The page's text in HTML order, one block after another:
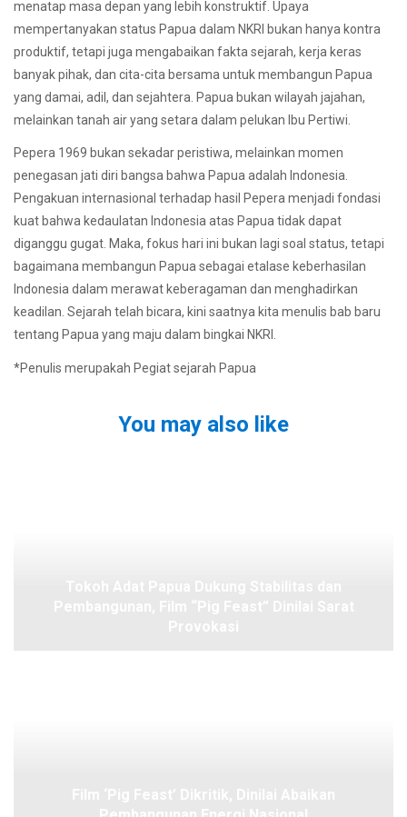
menatap masa depan yang lebih konstruktif. Upaya
mempertanyakan status Papua dalam NKRI bukan hanya kontra
produktif, tetapi juga mengabaikan fakta sejarah, kerja keras
banyak pihak, dan cita-cita bersama untuk membangun Papua
yang damai, adil, dan sejahtera. Papua bukan wilayah jajahan,
melainkan tanah air yang setara dalam pelukan Ibu Pertiwi.
Pepera 1969 bukan sekadar peristiwa, melainkan momen
penegasan jati diri bangsa bahwa Papua adalah Indonesia.
Pengakuan internasional terhadap hasil Pepera menjadi fondasi
kuat bahwa kedaulatan Indonesia atas Papua tidak dapat
diganggu gugat. Maka, fokus hari ini bukan lagi soal status, tetapi
bagaimana membangun Papua sebagai etalase keberhasilan
Indonesia dalam merawat keberagaman dan menghadirkan
keadilan. Sejarah telah bicara, kini saatnya kita menulis bab baru
tentang Papua yang maju dalam bingkai NKRI.
*Penulis merupakah Pegiat sejarah Papua
You may also like